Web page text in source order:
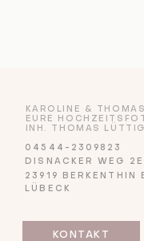
KAROLINE & THOMAS
EURE
INH. THOMAS LÜTTIG
04544-2309823
DISNACKER WEG 2E
23919 BERKENTHIN
LÜBECK
KONTAKT